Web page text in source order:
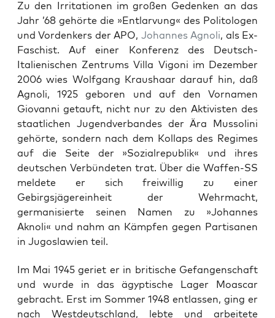
Zu den Irritationen im großen Gedenken an das
Jahr ’68 gehörte die »Entlarvung« des Politologen
und Vordenkers der APO, Johannes Agnoli, als Ex-
Faschist. Auf einer Konferenz des Deutsch-
Italienischen Zentrums Villa Vigoni im Dezember
2006 wies Wolfgang Kraushaar darauf hin, daß
Agnoli, 1925 geboren und auf den Vornamen
Giovanni getauft, nicht nur zu den Aktivisten des
staatlichen Jugendverbandes der Ära Mussolini
gehörte, sondern nach dem Kollaps des Regimes
auf die Seite der »Sozialrepublik« und ihres
deutschen Verbündeten trat. Über die Waffen-SS
meldete er sich freiwillig zu einer
Gebirgsjägereinheit der Wehrmacht,
germanisierte seinen Namen zu »Johannes
Aknoli« und nahm an Kämpfen gegen Partisanen
in Jugoslawien teil.
Im Mai 1945 geriet er in bri­ti­sche Gefan­gen­schaft
und wur­de in das ägyp­ti­sche Lager Moas­car
gebracht. Erst im Som­mer 1948 ent­las­sen, ging er
nach West­deutsch­land, leb­te und arbei­te­te